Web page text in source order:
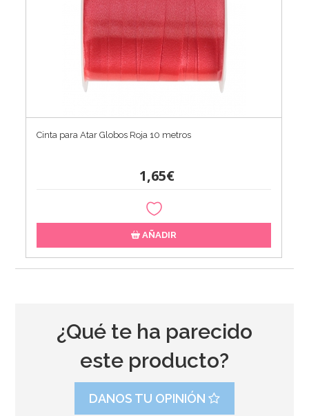
Cinta para Atar Globos Roja 10 metros
1,65€
AÑADIR
¿Qué te ha parecido
este producto?
DANOS TU OPINIÓN